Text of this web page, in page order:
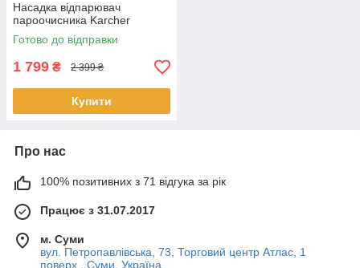
Насадка відпарювач
пароочисника Karcher
Готово до відправки
1 799 ₴ 2 399 ₴
Купити
Про нас
100% позитивних з 71 відгука за рік
Працює з 31.07.2017
м. Суми
вул. Петропавлівська, 73, Торговий центр Атлас, 1
поверх , Суми, Україна